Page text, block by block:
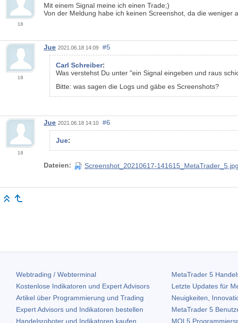
18
Mit einem Signal meine ich einen Trade;)
Von der Meldung habe ich keinen Screenshot, da die weniger
18
Jue 2021.06.18 14:09 #5
Carl Schreiber:
Was verstehst Du unter "ein Signal eingeben und raus
Bitte: was sagen die Logs und gäbe es Screenshots?
18
Jue 2021.06.18 14:10 #6
Jue:
Dateien: Screenshot_20210617-141615_MetaTrader_5.jpg
Webtrading / Webterminal
Kostenlose Indikatoren und Expert Advisors
Artikel über Programmierung und Trading
Expert Advisors und Indikatoren bestellen
Handelsroboter und Indikatoren kaufen
MetaTrader 5
Letzte Updates für
Neuigkeiten,
MetaTrader 5
MQL5